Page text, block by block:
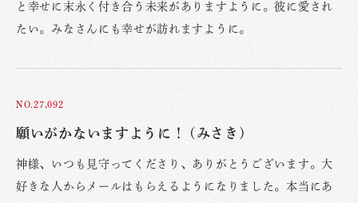
と幸せに末永く付き合う未来がありますように。彼に愛され
たい。みなさんにも幸せが訪れますように。
NO.27,092
願いがかないますように！ (みさき)
神様、いつも見守ってくださり、ありがとうございます。大
好きな人からメールはもらえるようになりました。本当にあ